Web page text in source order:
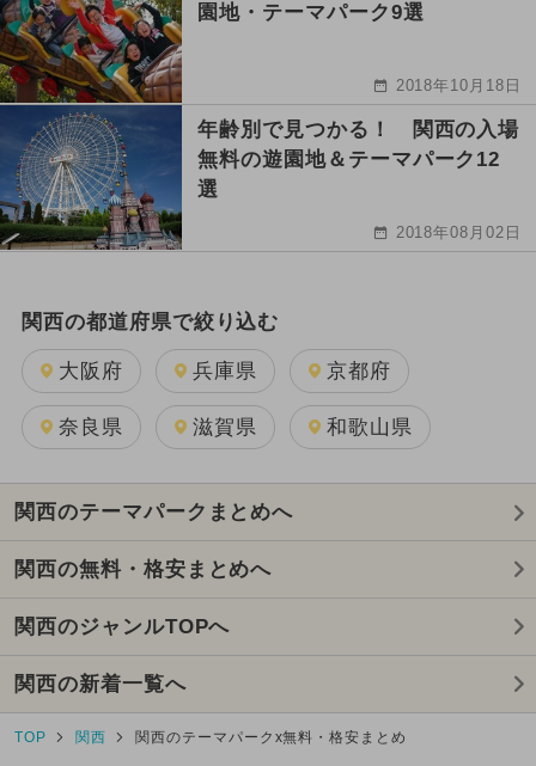
園地・テーマパーク9選
2018年10月18日
年齢別で見つかる！ 関西の入場
無料の遊園地＆テーマパーク12
選
2018年08月02日
関西の都道府県で絞り込む
大阪府 兵庫県 京都府
奈良県 滋賀県 和歌山県
関西のテーマパークまとめへ
関西の無料・格安まとめへ
関西のジャンルTOPへ
関西の新着一覧へ
TOP 関西 関西のテーマパークx無料・格安まとめ